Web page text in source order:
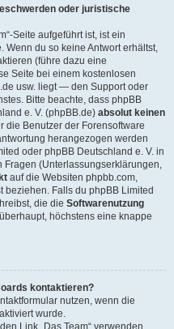
oder juristische
Seite aufgeführt ist, ist ein
Wenn du so keine Antwort erhältst,
(führe dazu eine
Seite bei einem kostenlosen
usw. liegt — den Support oder
Bitte beachte, dass phpBB
e. V. (phpBB.de) absolut keinen
die Benutzer der Forensoftware
herangezogen werden
oder phpBB Deutschland e. V. in
(Unterlassungserklärungen,
auf die Websiten phpbb.com,
Falls du phpBB Limited
die die Softwarenutzung
höchstens eine knappe
kontaktieren?
nutzen, wenn die
wurde.
Link „Das Team“ verwenden.